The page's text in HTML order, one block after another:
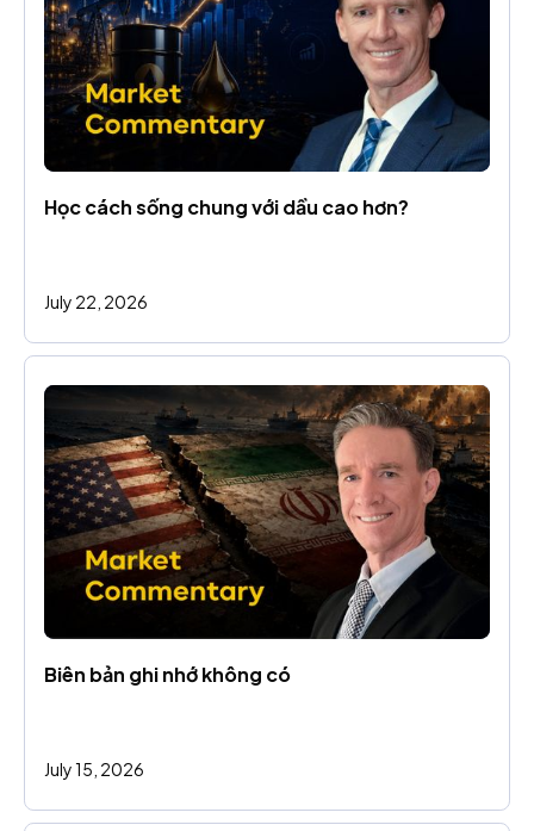
Học cách sống chung với dầu cao hơn?
July 22, 2026
Biên bản ghi nhớ không có
July 15, 2026